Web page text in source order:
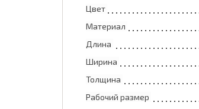
Цвет
Материал
Длина
Ширина
Толщина
Рабочий размер